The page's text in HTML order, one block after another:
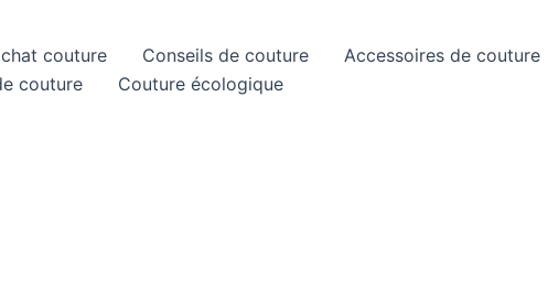
couture Conseils de couture Accessoires de couture
couture
Couture écologique